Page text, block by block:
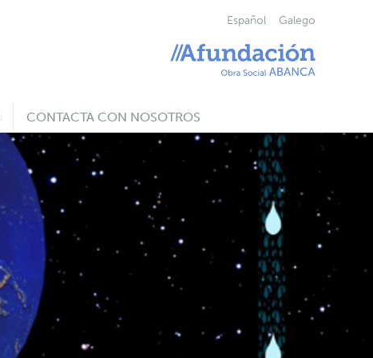
Galego
Español
CONTACTA CON NOSOTROS